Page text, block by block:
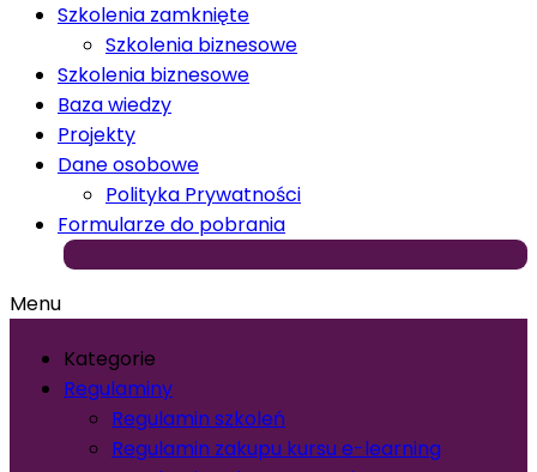
Szkolenia zamknięte
Szkolenia biznesowe
Szkolenia biznesowe
Baza wiedzy
Projekty
Dane osobowe
Polityka Prywatności
Formularze do pobrania
Menu
Kategorie
Regulaminy
Regulamin szkoleń
Regulamin zakupu kursu e-learning